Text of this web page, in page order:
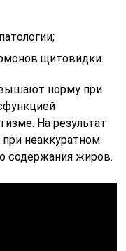
щитовидки.
норму при
На результат
неаккуратном
содержания жиров.